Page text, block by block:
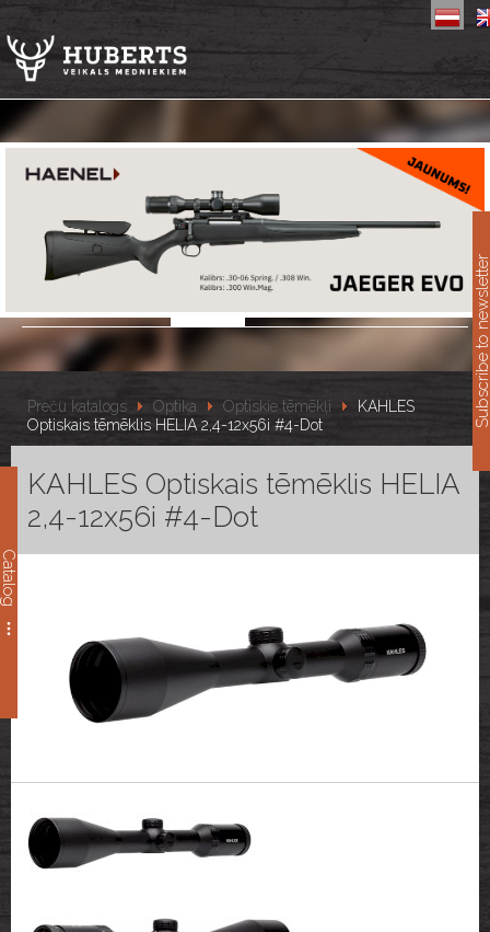
Catalog
Preču katalogs Optika Optiskie tēmēkļi
KAHLES
Optiskais tēmēklis HELIA 2,4-12x56i #4-Dot
KAHLES Optiskais tēmēklis HELIA
2,4-12x56i #4-Dot
Subscribe